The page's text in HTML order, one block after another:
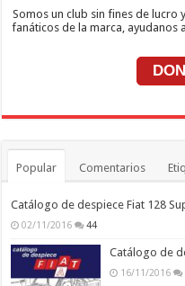
Somos un club sin fines de lucro
fanáticos de la marca, ayudanos
Popular Comentarios
Catálogo de despiece Fiat 128
02/11/2016 44
Catálogo de
16/11/2016